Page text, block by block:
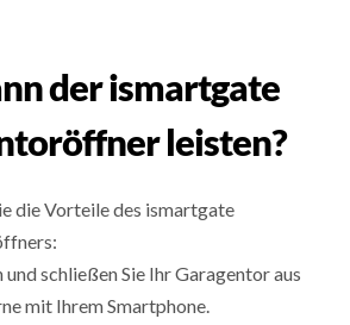
der ismartgate
leisten?
die Vorteile des ismartgate
schließen Sie Ihr Garagentor aus
mit Ihrem Smartphone.